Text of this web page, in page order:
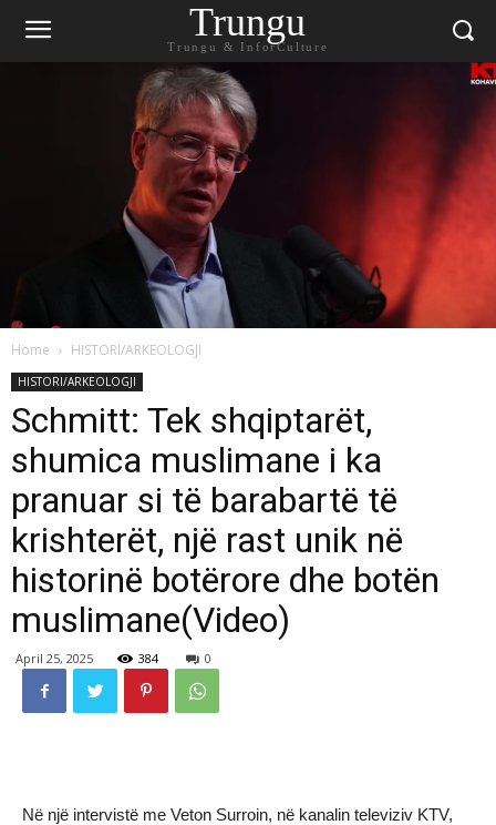
Trungu
Trungu & InforCulture
Home HISTORI/ARKEOLOGJI
HISTORI/ARKEOLOGJI
Schmitt: Tek shqiptarët,
shumica muslimane i ka
pranuar si të barabartë të
krishterët, një rast unik në
historinë botërore dhe botën
muslimane(Video)
April 25, 2025 384 0
Në një intervistë me Veton Surroin, në kanalin televiziv KTV,